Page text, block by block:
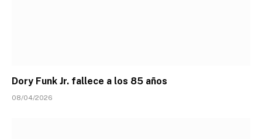
Dory Funk Jr. fallece a los 85 años
08/04/2026